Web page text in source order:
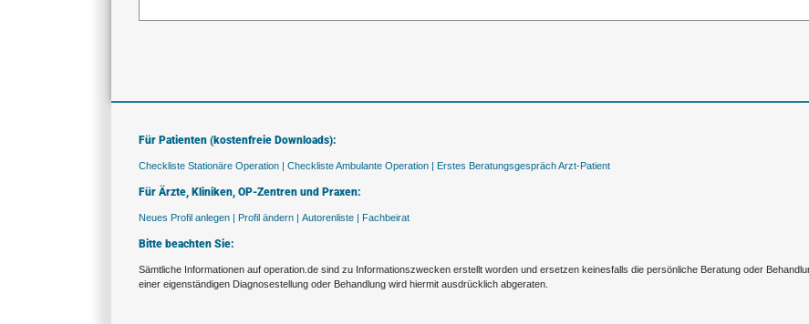
Für Patienten (kostenfreie Downloads):
Checkliste Stationäre Operation | Checkliste Ambulante Operation | Erstes Beratungsgespräch Arzt-Patient
Für Ärzte, Kliniken, OP-Zentren und Praxen:
Neues Profil anlegen | Profil ändern | Autorenliste | Fachbeirat
Bitte beachten Sie:
Sämtliche Informationen auf operation.de sind zu Informationszwecken erstellt worden und ersetzen keinesfalls die persönliche Beratung oder
einer eigenständigen Diagnosestellung oder Behandlung wird hiermit ausdrücklich abgeraten.